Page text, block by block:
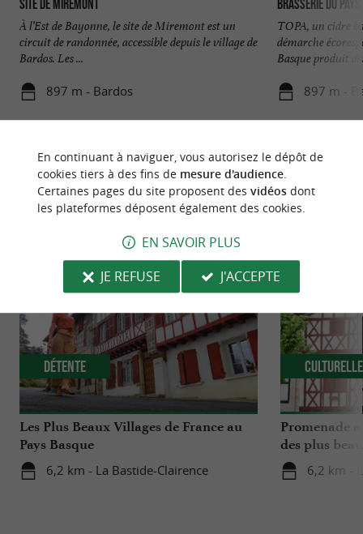
Site de Miremont
À l’Est de Bayonne, le site de Miremont est un
circuit de randonnée, accessible depuis le village de
Bardos. Les ...
897 m - Bardos
Brasserie du Pays
TOPA, un cidre
démarche
Basque produit
897 m -
NOUS AVONS TESTÉPOUR VOUS
Les Plus Beaux Villages de France au
Pays Basque
6,2 km - La Bastide-Clairence
Détente
Promenade
des plus
6,2 km -
Culturelle
En continuant à naviguer, vous autorisez le dépôt de
cookies tiers à des fins de mesure d'audience.
Certaines pages du site proposent des vidéosdont
les plateformes déposent également des cookies.
EN SAVOIR PLUS
JE REFUSE
J'ACCEPTE